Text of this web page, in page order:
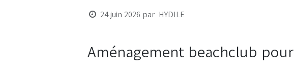
24 juin 2026 par HYDILE
Aménagement beachclub pour